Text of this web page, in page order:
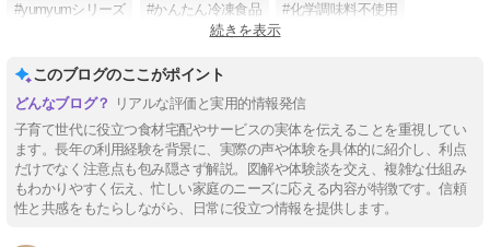
#yumyumシリーズ #かんたん冷凍食品 #化学調味料不使用
続きを表示
このブログのここがポイント
リアルな評価と実用的情報発信
子育て世代に役立つ食材宅配やサービスの実体を伝えることを重視してい
ます。長年の利用経験を背景に、実際の声や体験を具体的に紹介し、利点
だけでなく注意点も包み隠さず解説。図解や体験談を交え、複雑な仕組み
もわかりやすく伝え、忙しい家庭のニーズに応える内容が特徴です。信頼
性と共感をもたらしながら、日常に役立つ情報を提供します。